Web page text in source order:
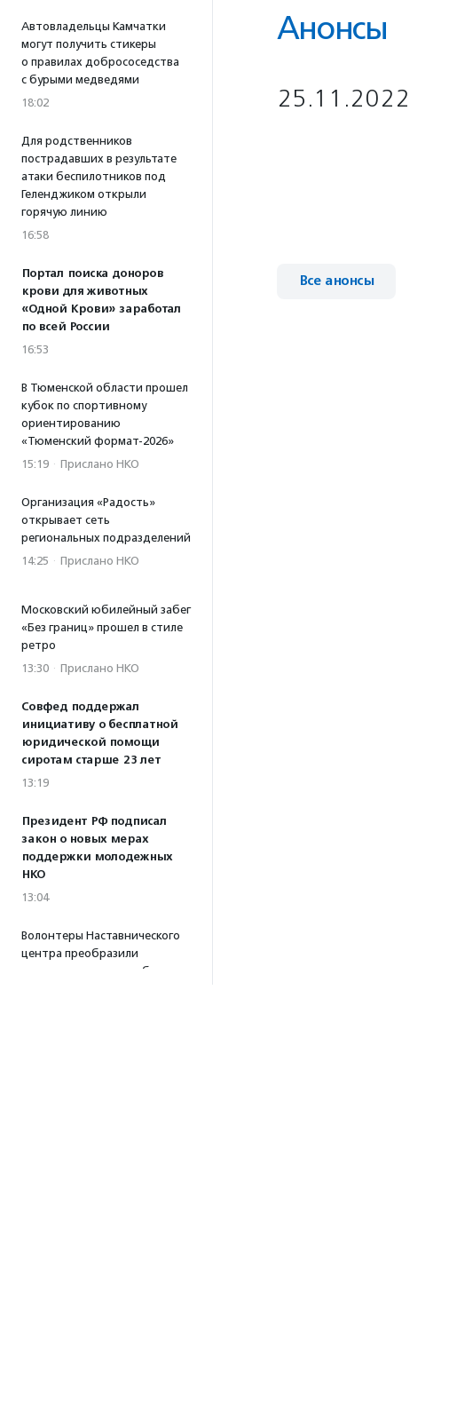
Автовладельцы Камчатки
могут получить стикеры
о правилах добрососедства
с бурыми медведями
18:02
Для родственников
пострадавших в результате
атаки беспилотников под
Геленджиком открыли
горячую линию
16:58
Портал поиска доноров
крови для животных
«Одной Крови» заработал
по всей России
16:53
В Тюменской области прошел
кубок по спортивному
ориентированию
«Тюменский формат-2026»
15:19 · Прислано НКО
Организация «Радость»
открывает сеть
региональных подразделений
14:25 · Прислано НКО
Московский юбилейный забег
«Без границ» прошел в стиле
ретро
13:30 · Прислано НКО
Совфед поддержал
инициативу о бесплатной
юридической помощи
сиротам старше 23 лет
13:19
Президент РФ подписал
закон о новых мерах
поддержки молодежных
НКО
13:04
Волонтеры Наставнического
центра преобразили
территорию дома ребенка
Анонсы
25.11.2022
Все анонсы